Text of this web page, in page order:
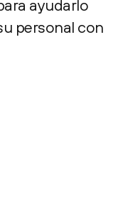
ayudarlo
personal con